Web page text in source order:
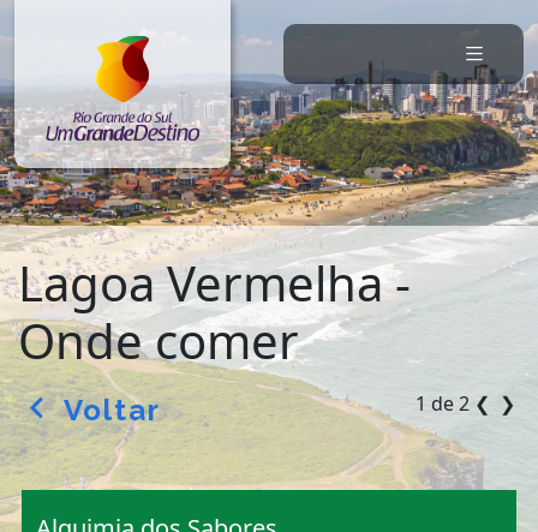
Lagoa Vermelha -
Onde comer
arrow_back_ios Voltar 1 de 2 ❮ ❯